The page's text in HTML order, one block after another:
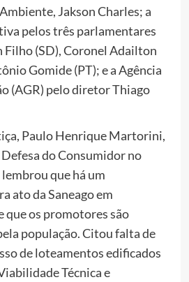
Jakson Charles; a
pelos três parlamentares
(SD), Coronel Adailton
Gomide (PT); e a Agência
(AGR) pelo diretor Thiago
Paulo Henrique Martorini,
do Consumidor no
que há um
ato da Saneago em
que os promotores são
população. Citou falta de
de loteamentos edificados
Técnica e